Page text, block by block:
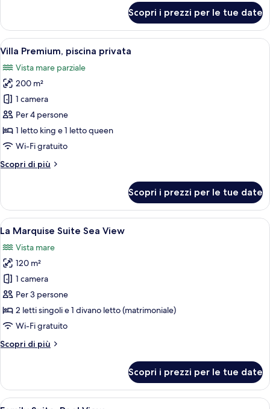
panoramica,
piscina
privata,
mare
Scopri i prezzi per le tue date
Apri
tutte
le
foto
per
Villa
Premium,
piscina
Una piscina con bordo piastrellato,
15
Villa Premium, piscina privata
Vista mare parziale
200 m²
1 camera
Per 4 persone
1 letto king e 1 letto queen
Wi-Fi gratuito
Scopri di più
Altri
Premium,
piscina
privata
Scopri i prezzi per le tue date
Apri
tutte
le
foto
per
La
Marquise
Suite
View
Un'ampia zona giorno moderna con
15
La Marquise Suite Sea View
Vista mare
120 m²
1 camera
Per 3 persone
2 letti singoli e 1 divano letto (matrimoniale)
Wi-Fi gratuito
Scopri di più
Altri
Marquise
Suite
Scopri i prezzi per le tue date
Apri
Camera d'albergo con un letto